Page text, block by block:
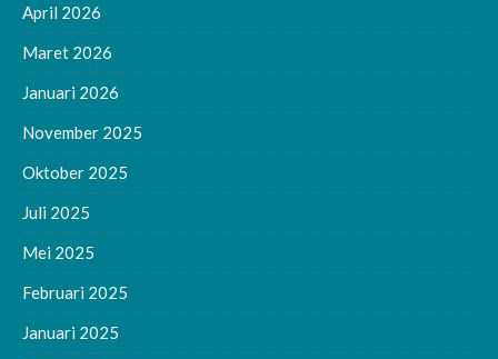
April 2026
Maret 2026
Januari 2026
November 2025
Oktober 2025
Juli 2025
Mei 2025
Februari 2025
Januari 2025